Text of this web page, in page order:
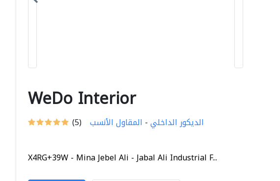
WeDo Interior
(5) الديكور الداخلي- المقاول الأنسب
X4RG+39W - Mina Jebel Ali - Jabal Ali Industrial F...